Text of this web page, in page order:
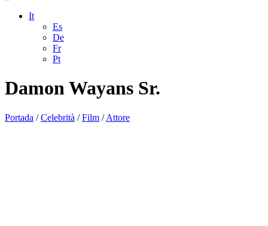
It
Es
De
Fr
Pt
Damon Wayans Sr.
Portada /Celebrità /Film /Attore